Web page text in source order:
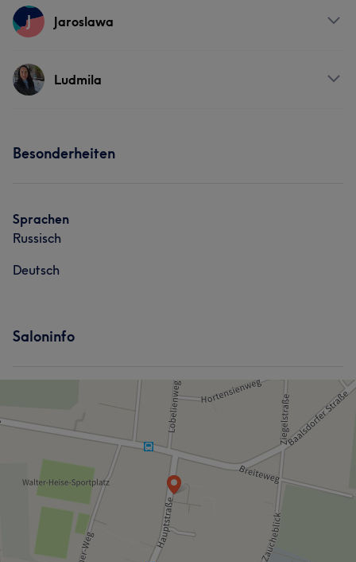
J Jaroslawa
ServicesLudmila
Besonderheiten
Sprachen
Russisch
Deutsch
Saloninfo